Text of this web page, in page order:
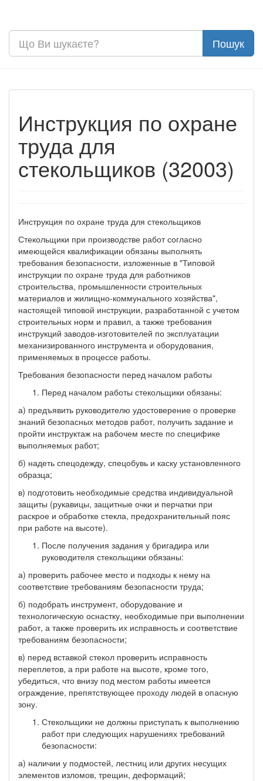
Инструкция по охране
труда для
стекольщиков (32003)
Инструкция по охране труда для стекольщиков
Стекольщики при производстве работ согласно
имеющейся квалификации обязаны выполнять
требования безопасности, изложенные в "Типовой
инструкции по охране труда для работников
строительства, промышленности строительных
материалов и жилищно-коммунального хозяйства",
настоящей типовой инструкции, разработанной с учетом
строительных норм и правил, а также требования
инструкций заводов-изготовителей по эксплуатации
механизированного инструмента и оборудования,
применяемых в процессе работы.
Требования безопасности перед началом работы
Перед началом работы стекольщики обязаны:
а) предъявить руководителю удостоверение о проверке
знаний безопасных методов работ, получить задание и
пройти инструктаж на рабочем месте по специфике
выполняемых работ;
б) надеть спецодежду, спецобувь и каску установленного
образца;
в) подготовить необходимые средства индивидуальной
защиты (рукавицы, защитные очки и перчатки при
раскрое и обработке стекла, предохранительный пояс
при работе на высоте).
После получения задания у бригадира или
руководителя стекольщики обязаны:
а) проверить рабочее место и подходы к нему на
соответствие требованиям безопасности труда;
б) подобрать инструмент, оборудование и
технологическую оснастку, необходимые при выполнении
работ, а также проверить их исправность и соответствие
требованиям безопасности;
в) перед вставкой стекол проверить исправность
переплетов, а при работе на высоте, кроме того,
убедиться, что внизу под местом работы имеется
ограждение, препятствующее проходу людей в опасную
зону.
Стекольщики не должны приступать к выполнению
работ при следующих нарушениях требований
безопасности:
а) наличии у подмостей, лестниц или других несущих
элементов изломов, трещин, деформаций;